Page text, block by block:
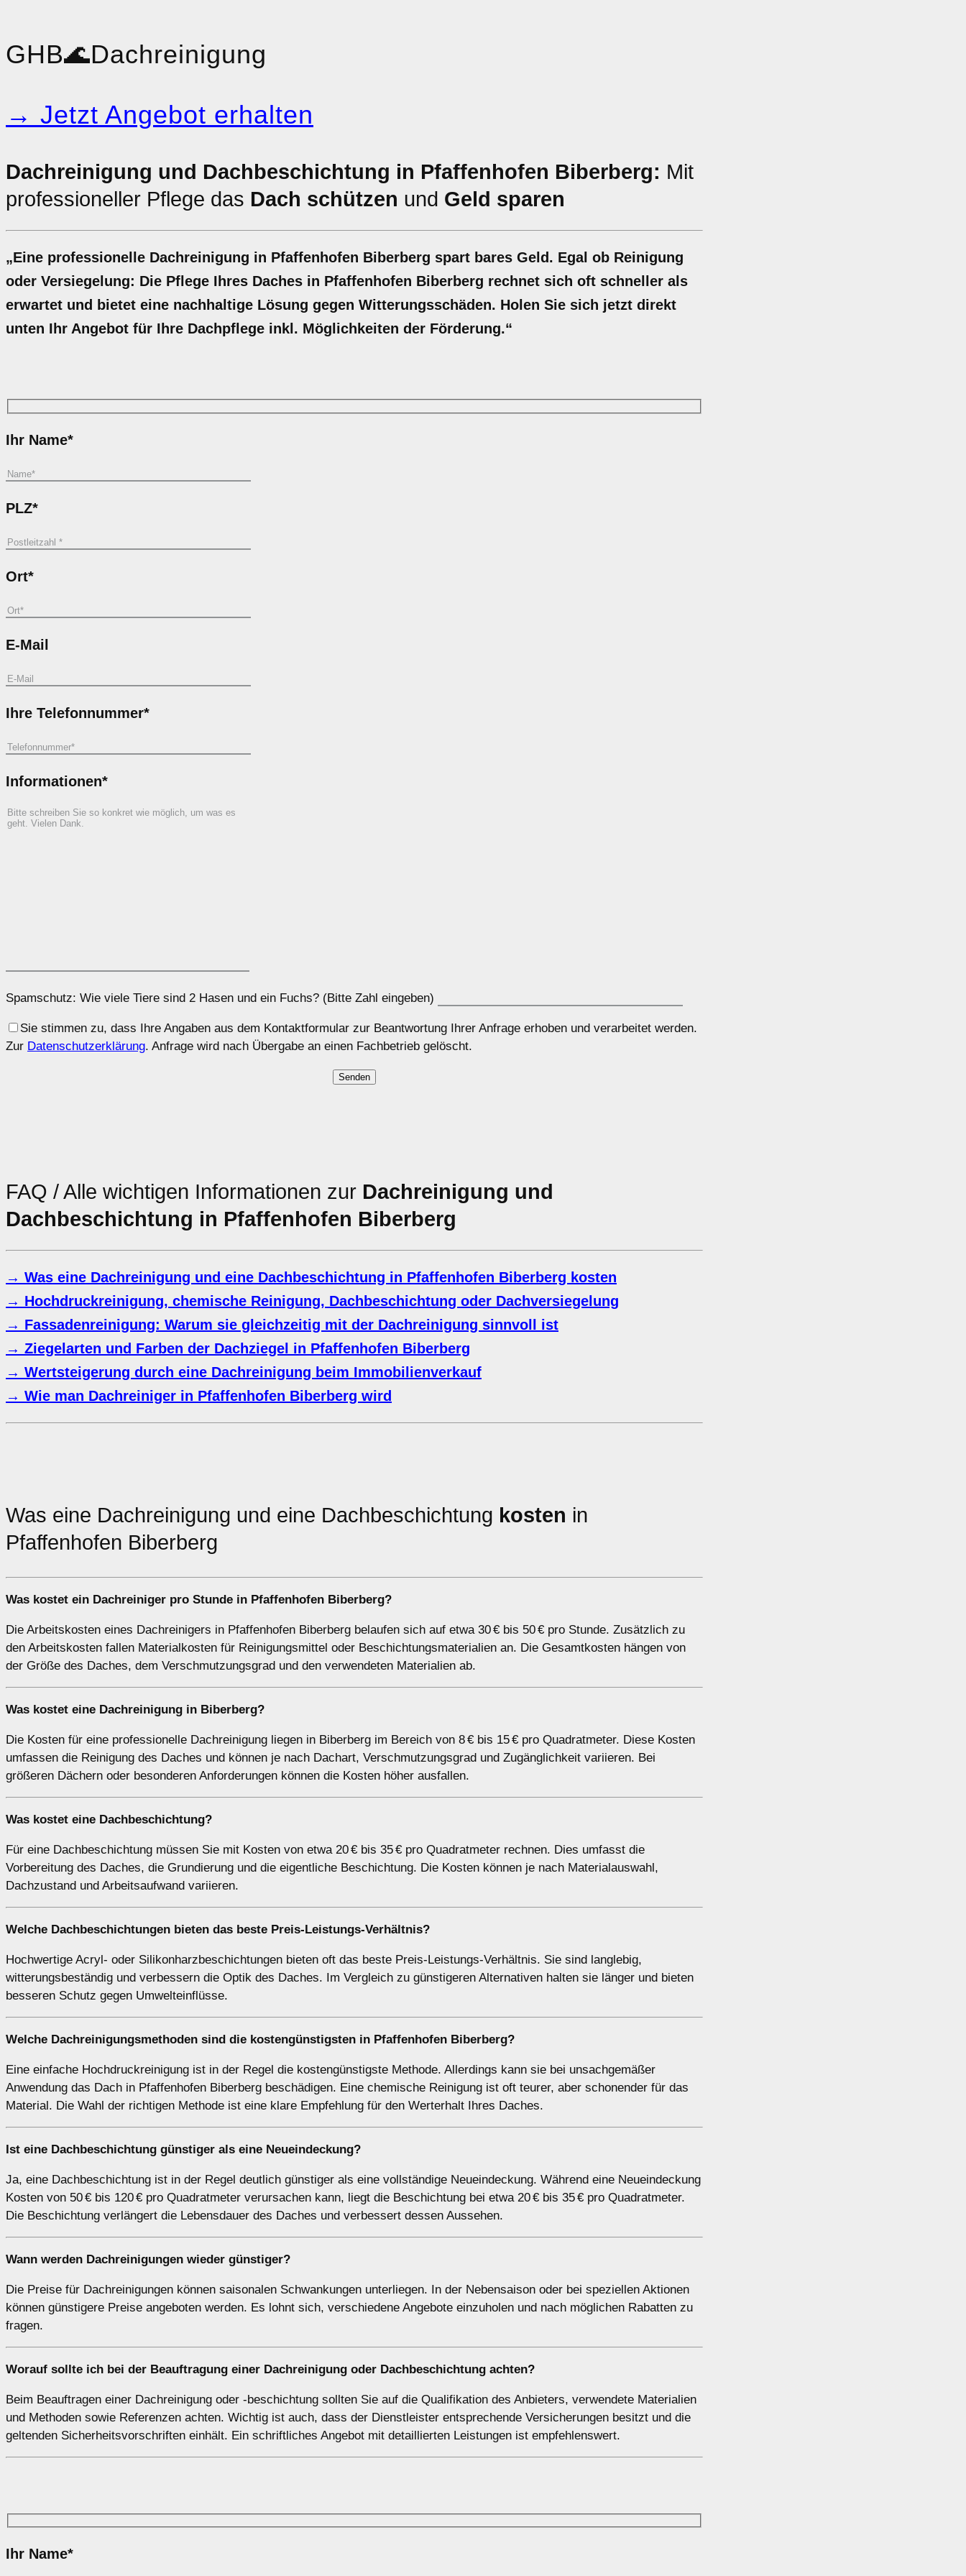
GHB🌊Dachreinigung
→ Jetzt Angebot erhalten
Dachreinigung und Dachbeschichtung in Pfaffenhofen Biberberg: Mit
professioneller Pflege das Dach schützen und Geld sparen
„Eine professionelle Dachreinigung in Pfaffenhofen Biberberg spart bares Geld. Egal ob Reinigung
oder Versiegelung: Die Pflege Ihres Daches in Pfaffenhofen Biberberg rechnet sich oft schneller als
erwartet und bietet eine nachhaltige Lösung gegen Witterungsschäden. Holen Sie sich jetzt direkt
unten Ihr Angebot für Ihre Dachpflege inkl. Möglichkeiten der Förderung.“
Ihr Name*
PLZ*
Ort*
E-Mail
Ihre Telefonnummer*
Informationen*
Spamschutz: Wie viele Tiere sind 2 Hasen und ein Fuchs? (Bitte Zahl eingeben)
Sie stimmen zu, dass Ihre Angaben aus dem Kontaktformular zur Beantwortung Ihrer Anfrage erhoben und verarbeitet werden.
Zur Datenschutzerklärung. Anfrage wird nach Übergabe an einen Fachbetrieb gelöscht.
FAQ / Alle wichtigen Informationen zur Dachreinigung und
Dachbeschichtung in Pfaffenhofen Biberberg
→ Was eine Dachreinigung und eine Dachbeschichtung in Pfaffenhofen Biberberg kosten
→ Hochdruckreinigung, chemische Reinigung, Dachbeschichtung oder Dachversiegelung
→ Fassadenreinigung: Warum sie gleichzeitig mit der Dachreinigung sinnvoll ist
→ Ziegelarten und Farben der Dachziegel in Pfaffenhofen Biberberg
→ Wertsteigerung durch eine Dachreinigung beim Immobilienverkauf
→ Wie man Dachreiniger in Pfaffenhofen Biberberg wird
Was eine Dachreinigung und eine Dachbeschichtung kosten in
Pfaffenhofen Biberberg
Was kostet ein Dachreiniger pro Stunde in Pfaffenhofen Biberberg?
Die Arbeitskosten eines Dachreinigers in Pfaffenhofen Biberberg belaufen sich auf etwa 30 € bis 50 € pro Stunde. Zusätzlich zu
den Arbeitskosten fallen Materialkosten für Reinigungsmittel oder Beschichtungsmaterialien an. Die Gesamtkosten hängen von
der Größe des Daches, dem Verschmutzungsgrad und den verwendeten Materialien ab.
Was kostet eine Dachreinigung in Biberberg?
Die Kosten für eine professionelle Dachreinigung liegen in Biberberg im Bereich von 8 € bis 15 € pro Quadratmeter. Diese Kosten
umfassen die Reinigung des Daches und können je nach Dachart, Verschmutzungsgrad und Zugänglichkeit variieren. Bei
größeren Dächern oder besonderen Anforderungen können die Kosten höher ausfallen.
Was kostet eine Dachbeschichtung?
Für eine Dachbeschichtung müssen Sie mit Kosten von etwa 20 € bis 35 € pro Quadratmeter rechnen. Dies umfasst die
Vorbereitung des Daches, die Grundierung und die eigentliche Beschichtung. Die Kosten können je nach Materialauswahl,
Dachzustand und Arbeitsaufwand variieren.
Welche Dachbeschichtungen bieten das beste Preis-Leistungs-Verhältnis?
Hochwertige Acryl- oder Silikonharzbeschichtungen bieten oft das beste Preis-Leistungs-Verhältnis. Sie sind langlebig,
witterungsbeständig und verbessern die Optik des Daches. Im Vergleich zu günstigeren Alternativen halten sie länger und bieten
besseren Schutz gegen Umwelteinflüsse.
Welche Dachreinigungsmethoden sind die kostengünstigsten in Pfaffenhofen Biberberg?
Eine einfache Hochdruckreinigung ist in der Regel die kostengünstigste Methode. Allerdings kann sie bei unsachgemäßer
Anwendung das Dach in Pfaffenhofen Biberberg beschädigen. Eine chemische Reinigung ist oft teurer, aber schonender für das
Material. Die Wahl der richtigen Methode ist eine klare Empfehlung für den Werterhalt Ihres Daches.
Ist eine Dachbeschichtung günstiger als eine Neueindeckung?
Ja, eine Dachbeschichtung ist in der Regel deutlich günstiger als eine vollständige Neueindeckung. Während eine Neueindeckung
Kosten von 50 € bis 120 € pro Quadratmeter verursachen kann, liegt die Beschichtung bei etwa 20 € bis 35 € pro Quadratmeter.
Die Beschichtung verlängert die Lebensdauer des Daches und verbessert dessen Aussehen.
Wann werden Dachreinigungen wieder günstiger?
Die Preise für Dachreinigungen können saisonalen Schwankungen unterliegen. In der Nebensaison oder bei speziellen Aktionen
können günstigere Preise angeboten werden. Es lohnt sich, verschiedene Angebote einzuholen und nach möglichen Rabatten zu
fragen.
Worauf sollte ich bei der Beauftragung einer Dachreinigung oder Dachbeschichtung achten?
Beim Beauftragen einer Dachreinigung oder -beschichtung sollten Sie auf die Qualifikation des Anbieters, verwendete Materialien
und Methoden sowie Referenzen achten. Wichtig ist auch, dass der Dienstleister entsprechende Versicherungen besitzt und die
geltenden Sicherheitsvorschriften einhält. Ein schriftliches Angebot mit detaillierten Leistungen ist empfehlenswert.
Ihr Name*